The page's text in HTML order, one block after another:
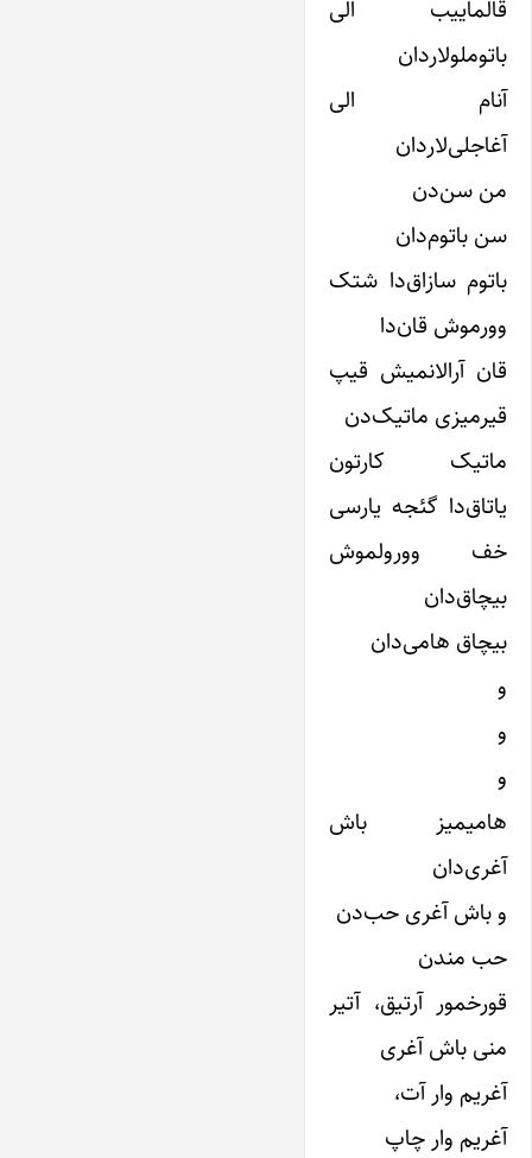
قالماییب الی
باتوملولاردان
آنام الی
آغاجلی‌لاردان
من سن‌دن
سن باتوم‌دان
باتوم سازاق‌دا شتک
وورموش قان‌دا
قان آرالانمیش قیپ
قیرمیزی ماتیک‌دن
ماتیک کارتون
یاتاق‌دا گئجه یارسی
خف وورولموش
بیچاق‌دان
بیچاق هامی‌دان
و
و
و
هامیمیز باش
آغری‌دان
و باش آغری حب‌دن
حب مندن
قورخمور آرتیق، آتیر
منی باش آغری
آغریم وار آت،
آغریم وار چاپ